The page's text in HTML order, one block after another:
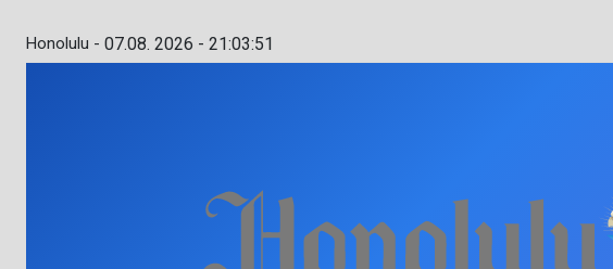
Honolulu - 07.08. 2026 - 21:03:52